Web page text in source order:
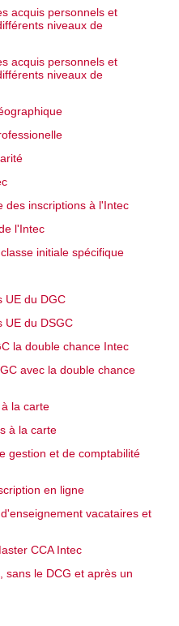
acquis personnels et
niveaux de
acquis personnels et
niveaux de
des inscriptions à l'Intec
l'Intec
initiale spécifique
UE du DGC
UE du DSGC
la double chance Intec
avec la double chance
la carte
à la carte
gestion et de comptabilité
en ligne
vacataires et
CCA Intec
sans le DCG et après un